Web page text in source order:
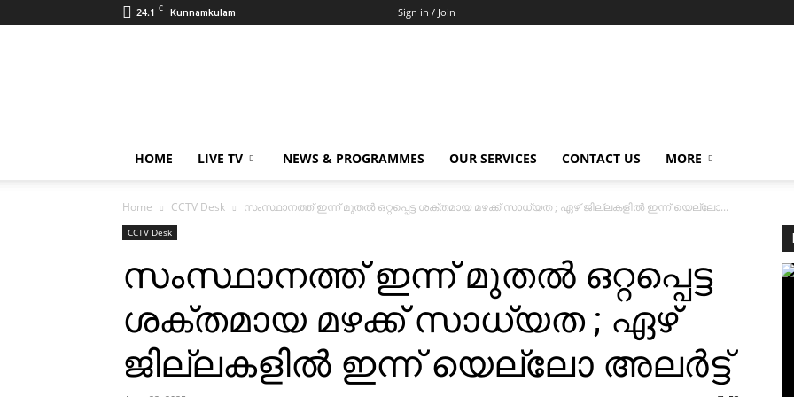
24.1 C Kunnamkulam Sign in / Join
HOME LIVE TV NEWS & PROGRAMMES OUR SERVICES CONTACT US MORE
Home CCTV Desk സംസ്ഥാനത്ത് ഇന്ന് മുതല്‍ ഒറ്റപ്പെട്ട ശക്തമായ മഴക്ക് സാധ്യത ; ഏഴ് ജില്ലകളില്‍ ഇന്ന് യെല്ലോ...
CCTV Desk
സംസ്ഥാനത്ത് ഇന്ന് മുതല്‍ ഒറ്റപ്പെട്ട
ശക്തമായ മഴക്ക് സാധ്യത ; ഏഴ്
ജില്ലകളില്‍ ഇന്ന് യെല്ലോ അലര്‍ട്ട്